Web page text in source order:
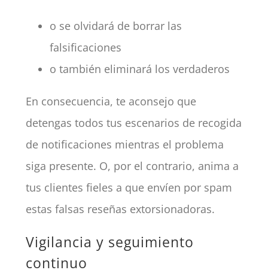
o se olvidará de borrar las
falsificaciones
o también eliminará los verdaderos
En consecuencia, te aconsejo que
detengas todos tus escenarios de recogida
de notificaciones mientras el problema
siga presente. O, por el contrario, anima a
tus clientes fieles a que envíen por spam
estas falsas reseñas extorsionadoras.
Vigilancia y seguimiento
continuo